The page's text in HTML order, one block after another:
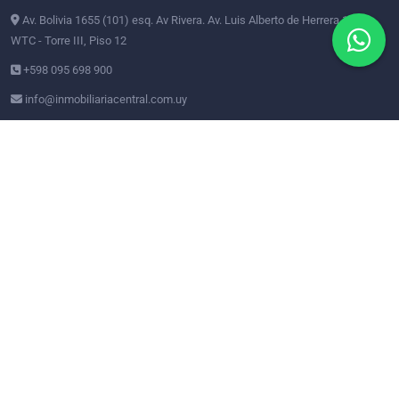
Av. Bolivia 1655 (101) esq. Av Rivera. Av. Luis Alberto de Herrera 1248
WTC - Torre III, Piso 12
+598 095 698 900
info@inmobiliariacentral.com.uy